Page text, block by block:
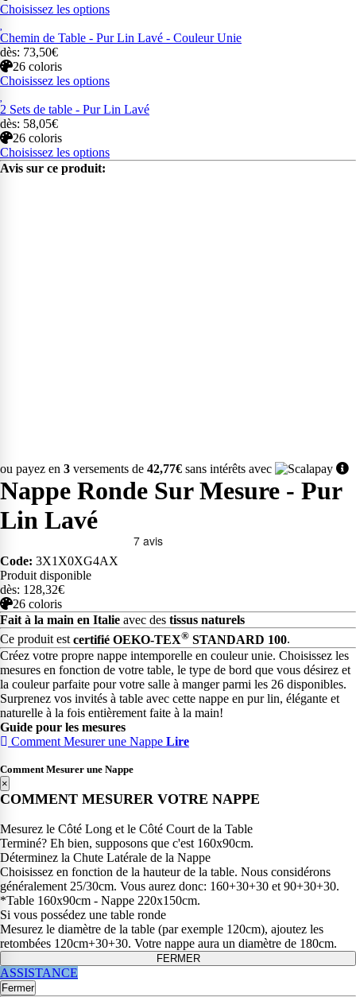
Choisissez les options
Chemin de Table - Pur Lin Lavé - Couleur Unie
dès: 73,50€
26 coloris
Choisissez les options
2 Sets de table - Pur Lin Lavé
dès: 58,05€
26 coloris
Choisissez les options
Avis sur ce produit:
ou payez en 3 versements de 42,77€ sans intérêts avec
Nappe Ronde Sur Mesure - Pur
Lin Lavé
Code: 3X1X0XG4AX
Produit disponible
dès: 128,32€
26 coloris
Fait à la main en Italie avec des tissus naturels
Ce produit estcertifié OEKO-TEX® STANDARD 100.
Créez votre propre nappe intemporelle en couleur unie. Choisissez les
mesures en fonction de votre table, le type de bord que vous désirez et
la couleur parfaite pour votre salle à manger parmi les 26 disponibles.
Surprenez vos invités à table avec cette nappe en pur lin, élégante et
naturelle à la fois entièrement faite à la main!
Guide pour les mesures
Comment Mesurer une Nappe Lire
Comment Mesurer une Nappe
×
COMMENT MESURER VOTRE NAPPE
Mesurez le Côté Long et le Côté Court de la Table
Terminé? Eh bien, supposons que c'est 160x90cm.
Déterminez la Chute Latérale de la Nappe
Choisissez en fonction de la hauteur de la table. Nous considérons
généralement 25/30cm. Vous aurez donc: 160+30+30 et 90+30+30.
*Table 160x90cm - Nappe 220x150cm.
Si vous possédez une table ronde
Mesurez le diamètre de la table (par exemple 120cm), ajoutez les
retombées 120cm+30+30. Votre nappe aura un diamètre de 180cm.
FERMER
ASSISTANCE
Fermer